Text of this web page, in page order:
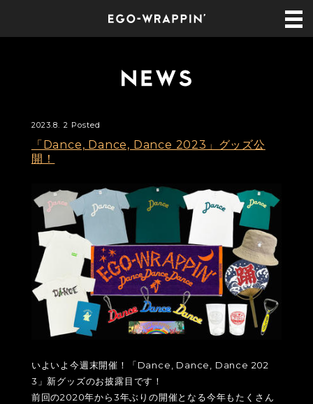
2023.8. 2 Posted
「Dance, Dance, Dance 2023」グッズ公
開！
いよいよ今週末開催！「Dance, Dance, Dance 202
3」新グッズのお披露目です！
前回の2020年から3年ぶりの開催となる今年もたくさん